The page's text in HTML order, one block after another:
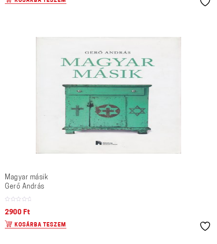
Magyar másik
Gerő András
2900 Ft
KOSÁRBA TESZEM